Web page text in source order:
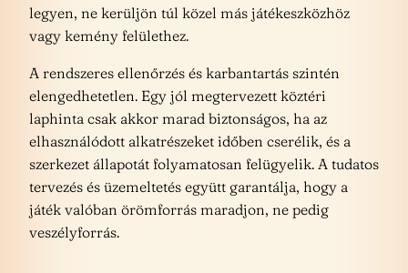
legyen, ne kerüljön túl közel más játékeszközhöz
vagy kemény felülethez.
A rendszeres ellenőrzés és karbantartás szintén
elengedhetetlen. Egy jól megtervezett köztéri
laphinta csak akkor marad biztonságos, ha az
elhasználódott alkatrészeket időben cserélik, és a
szerkezet állapotát folyamatosan felügyelik. A tudatos
tervezés és üzemeltetés együtt garantálja, hogy a
játék valóban örömforrás maradjon, ne pedig
veszélyforrás.